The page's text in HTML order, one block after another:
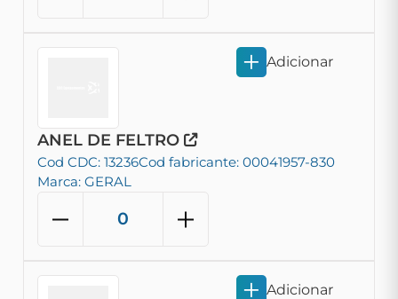
ANEL DE FELTRO
Cod CDC: 13236Cod fabricante: 00041957-830
Marca: GERAL
Adicionar
Adicionar